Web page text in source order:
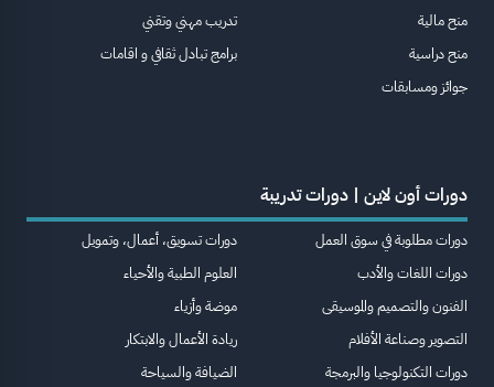
منح مالية
منح دراسية
جوائز ومسابقات
تدريب مهني وتقني
برامج تبادل ثقافي و اقامات
دورات أون لاين | دورات تدريبة
دورات مطلوبة في سوق العمل
دورات اللغات والأدب
الفنون والتصميم والموسيقى
التصوير وصناعة الأفلام
دورات التكنولوجيا والبرمجة
دورات تسويق، أعمال، وتمويل
العلوم الطبية والأحياء
موضة وأزياء
ريادة الأعمال والابتكار
الضيافة والسياحة